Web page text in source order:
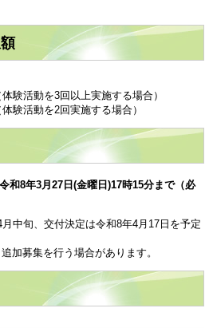
験活動を3回以上実施する場合）​
を2回実施する場合）​
和8年3月27日(金曜日)17時15分まで（必
中旬、交付決定は令和8年4月17日を予定
加募集を行う場合があります。